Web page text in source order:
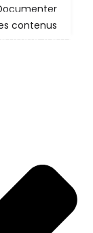
contenus
KOHA